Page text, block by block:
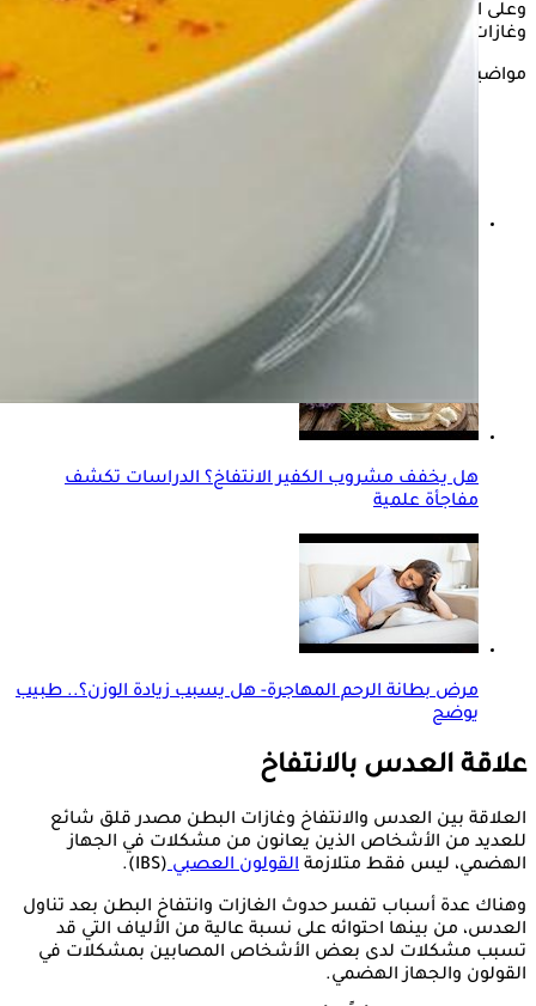
وعلى الرغم من ذلك، فإن البعض يشكو من حدوث انتفاخات وآلام
وغازات بعد تناول العدس، حسبما نشر موقع "Live strong".
مواضيع ذات صلة
هل يسبب نظامك الغذائي المعتمد على البروتين للانتفاخ؟
هل يخفف مشروب الكفير الانتفاخ؟ الدراسات تكشف
مفاجأة علمية
مرض بطانة الرحم المهاجرة- هل يسبب زيادة الوزن؟.. طبيب
يوضح
علاقة العدس بالانتفاخ
العلاقة بين العدس والانتفاخ وغازات البطن مصدر قلق شائع
للعديد من الأشخاص الذين يعانون من مشكلات في الجهاز
الهضمي، ليس فقط متلازمة القولون العصبي(IBS).
وهناك عدة أسباب تفسر حدوث الغازات وانتفاخ البطن بعد تناول
العدس، من بينها احتوائه على نسبة عالية من الألياف التي قد
تسبب مشكلات لدى بعض الأشخاص المصابين بمشكلات في
القولون والجهاز الهضمي.